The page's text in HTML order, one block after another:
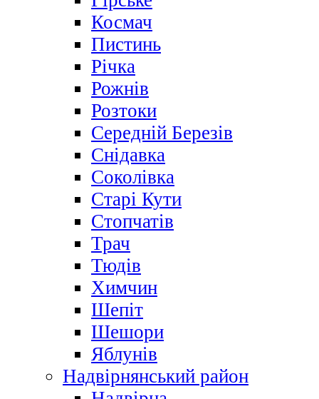
Космач
Пистинь
Річка
Рожнів
Розтоки
Середній Березів
Снідавка
Соколівка
Старі Кути
Стопчатів
Трач
Тюдів
Химчин
Шепіт
Шешори
Яблунів
Надвірнянський район